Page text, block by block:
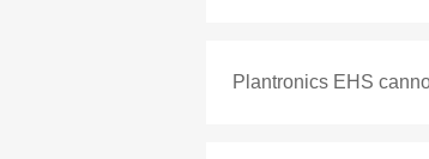
Plantronics EHS